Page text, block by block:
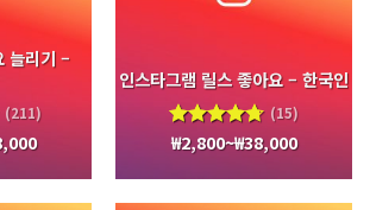
늘리기 –
(211)
인스타그램 릴스 좋아요 – 한국인
5 중에서
4.70
평가됨
(15)
₩2,800~₩38,000